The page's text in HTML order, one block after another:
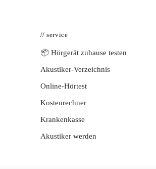
// service
📦 Hörgerät zuhause testen
Akustiker-Verzeichnis
Online-Hörtest
Kostenrechner
Krankenkasse
Akustiker werden